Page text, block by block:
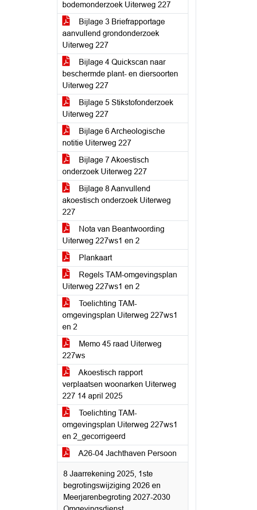
bodemonderzoek Uiterweg 227
Bijlage 3 Briefrapportage
aanvullend grondonderzoek
Uiterweg 227
Bijlage 4 Quickscan naar
beschermde plant- en diersoorten
Uiterweg 227
Bijlage 5 Stikstofonderzoek
Uiterweg 227
Bijlage 6 Archeologische
notitie Uiterweg 227
Bijlage 7 Akoestisch
onderzoek Uiterweg 227
Bijlage 8 Aanvullend
akoestisch onderzoek Uiterweg
227
Nota van Beantwoording
Uiterweg 227ws1 en 2
Plankaart
Regels TAM-omgevingsplan
Uiterweg 227ws1 en 2
Toelichting TAM-
omgevingsplan Uiterweg 227ws1
en 2
Memo 45 raad Uiterweg
227ws
Akoestisch rapport
verplaatsen woonarken Uiterweg
227 14 april 2025
Toelichting TAM-
omgevingsplan Uiterweg 227ws1
en 2_gecorrigeerd
A26-04 Jachthaven Persoon
8 Jaarrekening 2025, 1ste
begrotingswijziging 2026 en
Meerjarenbegroting 2027-2030